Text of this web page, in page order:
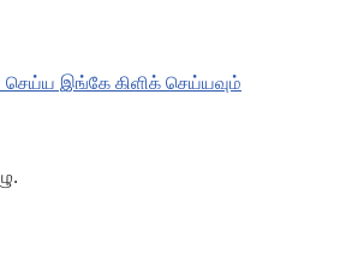
செய்ய இங்கே கிளிக் செய்யவும்